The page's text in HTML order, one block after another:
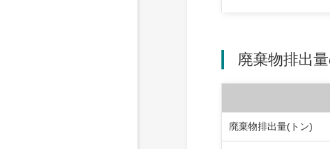
廃棄物排出
廃棄物排出量(トン)